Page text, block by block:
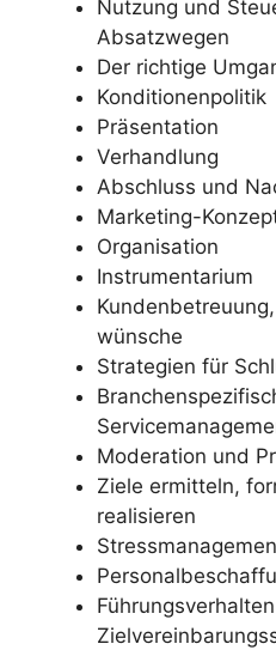
Nutzung und
Absatzwegen
Der richtige
Konditionenpolitik
Präsentation
Verhandlung
Abschluss und
Marketing-
Organisation
Instrumentarium
wünsche
Strategien für
Moderation und
Ziele ermitteln,
realisieren